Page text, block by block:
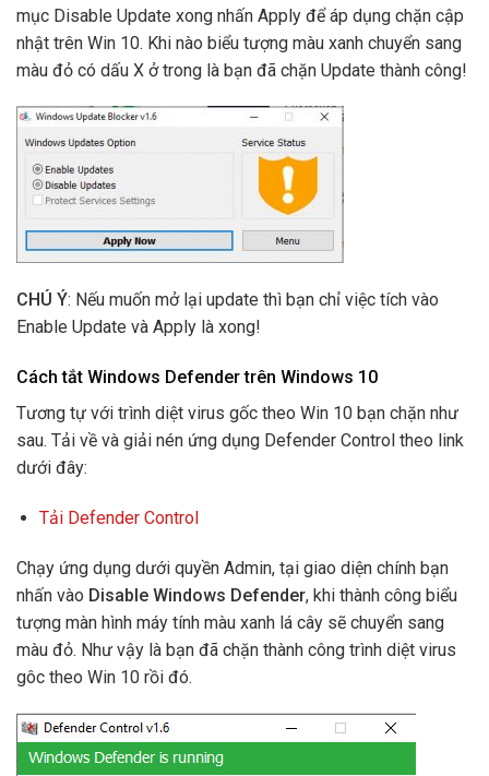
mục Disable Update xong nhấn Apply để áp dụng chặn cập
nhật trên Win 10. Khi nào biểu tượng màu xanh chuyển sang
màu đỏ có dấu X ở trong là bạn đã chặn Update thành công!
CHÚ Ý: Nếu muốn mở lại update thì bạn chỉ việc tích vào
Enable Update và Apply là xong!
Cách tắt Windows Defender trên Windows 10
Tương tự với trình diệt virus gốc theo Win 10 bạn chặn như
sau. Tải về và giải nén ứng dụng Defender Control theo link
dưới đây:
Tải Defender Control
Chạy ứng dụng dưới quyền Admin, tại giao diện chính bạn
nhấn vào Disable Windows Defender, khi thành công biểu
tượng màn hình máy tính màu xanh lá cây sẽ chuyển sang
màu đỏ. Như vậy là bạn đã chặn thành công trình diệt virus
gôc theo Win 10 rồi đó.